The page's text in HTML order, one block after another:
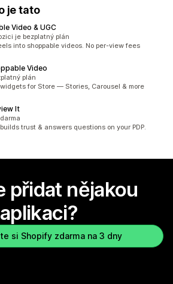
je tato
Video & UGC
14
je bezplatný plán
into shoppable videos. No per-view fees
Video
plán
for Store — Stories, Carousel & more
It
trust & answers questions on your PDP.
přidat nějakou
aplikaci?
si Shopify zdarma na 3 dny